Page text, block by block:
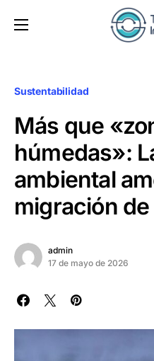
Sustentabilidad
Más que
húmedas»:
ambiental
migración de
admin
17 de mayo de 2026